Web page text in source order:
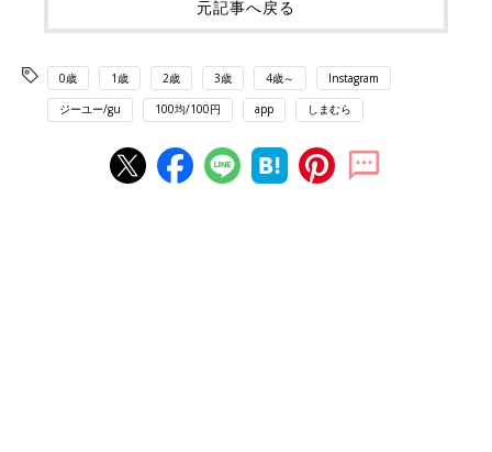
元記事へ戻る
0歳 1歳 2歳 3歳 4歳～ Instagram
ジーユー/gu 100均/100円 app しまむら